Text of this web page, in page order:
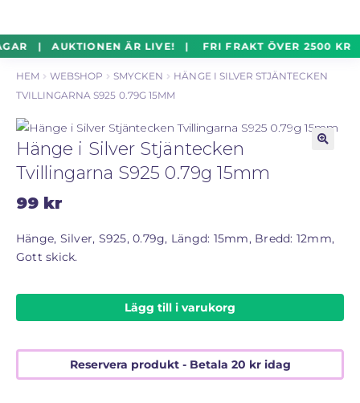
Hoppa
till
navigering
Hoppa
till
innehåll
| AUKTIONEN ÄR LIVE! | FRI FRAKT ÖVER
Silverföremål
Mynt
Parti
Mitt Konto
STORLEKSGUIDE FÖR RINGAR
HEM WEBSHOP SMYCKEN
HÄNGE I SILVER STJÄNTECKEN
TVILLINGARNA S925 0.79G 15MM
Hänge i Silver Stjäntecken
Tvillingarna S925 0.79g 15mm
99 kr
Hänge, Silver, S925, 0.79g, Längd: 15mm, Bredd: 12mm,
Gott skick.
Lägg till i varukorg
Reservera produkt - Betala 20 kridag